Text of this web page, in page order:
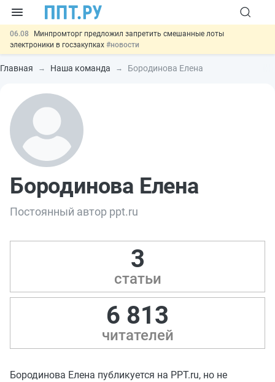
06.08
Минпромторг предложил запретить смешанные лоты
электроники в госзакупках #новости
06.08 Подписан указ об отмене спецрежима для вкладов физлиц из
недружественных стран#новости
06.08
Важно
банковской гарантией
00:01
7 августа: важные документы, вступающие в силу сегодня
#новости
Главная Наша команда Бородинова Елена
Бородинова Елена
Постоянный автор ppt.ru
3
статьи
6 813
читателей
Бородинова Елена публикуется на PPT.ru, но не